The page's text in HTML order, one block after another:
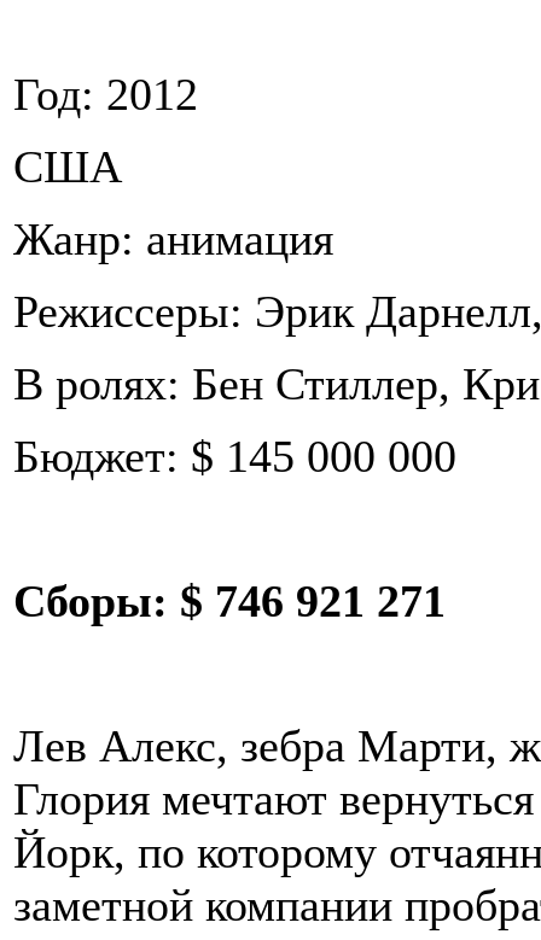
Год: 2012
США
Жанр: анимация
Режиссеры: Эрик
В ролях: Бен Стиллер,
Бюджет: $ 145 000 000
Сборы: $ 746 921 271
Лев Алекс, зебра Марти,
Глория мечтают
Йорк, по которому
заметной компании